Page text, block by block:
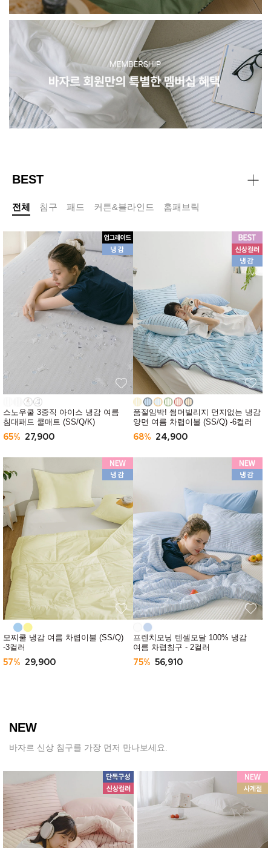
BEST
전체 침구 패드 커튼&블라인드 홈패브릭
스노우쿨 3중직 아이스 냉감 여름
침대패드 쿨매트 (SS/Q/K)
65% 27,900
품절임박! 썸머빌리지 먼지없는 냉감
양면 여름 차렵이불 (SS/Q) -6컬러
68% 24,900
모찌쿨 냉감 여름 차렵이불 (SS/Q)
-3컬러
57% 29,900
프렌치모닝 텐셀모달 100% 냉감
여름 차렵침구 - 2컬러
75% 56,910
NEW
바자르 신상 침구를 가장 먼저 만나보세요.